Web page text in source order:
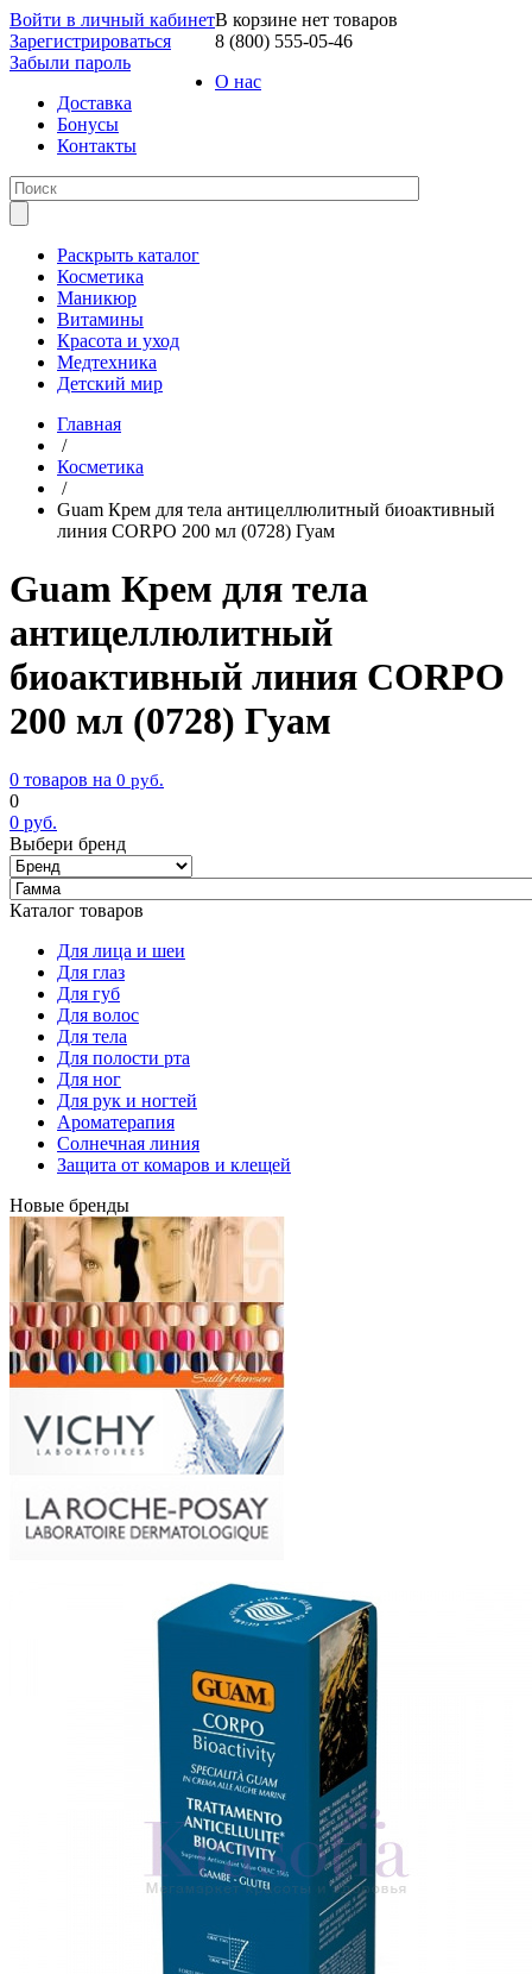
Войти в личный кабинет
Зарегистрироваться
Забыли пароль
В корзине нет товаров
8 (800) 555-05-46
О нас
Доставка
Бонусы
Контакты
Раскрыть каталог
Косметика
Маникюр
Витамины
Красота и уход
Медтехника
Детский мир
Главная
/
Косметика
/
Guam Крем для тела антицеллюлитный биоактивный
линия CORPO 200 мл (0728) Гуам
Guam Крем для тела
антицеллюлитный
биоактивный линия CORPO
200 мл (0728) Гуам
0 товаров на 0 руб.
0
0 руб.
Выбери бренд
Каталог товаров
Для лица и шеи
Для глаз
Для губ
Для волос
Для тела
Для полости рта
Для ног
Для рук и ногтей
Ароматерапия
Солнечная линия
Защита от комаров и клещей
Новые бренды